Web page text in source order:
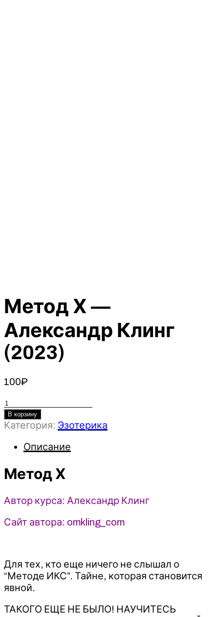
Метод Х —
Александр Клинг
(2023)
100₽
Количество
товара
Метод
Клинг
(2023)
В корзину
Категория: Эзотерика
Описание
Метод Х
Автор курса: Александр Клинг
Сайт автора: omkling_com
Для тех, кто еще ничего не слышал о
“Методе ИКС”. Тайне, которая становится
явной.
ТАКОГО ЕЩЕ НЕ БЫЛО! НАУЧИТЕСЬ